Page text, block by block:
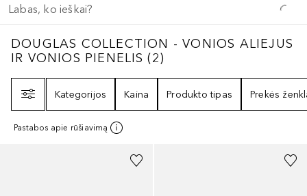
DOUGLAS COLLECTION - VONIOS
DOUGLAS COLLECTION - VONIOS ALIEJUS
IR VONIOS PIENELIS (2)
Kategorijos
Kaina Produkto tipas Prekės
Pastabos apie rūšiavimą